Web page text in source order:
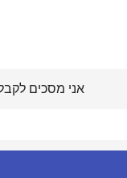
אני מסכים